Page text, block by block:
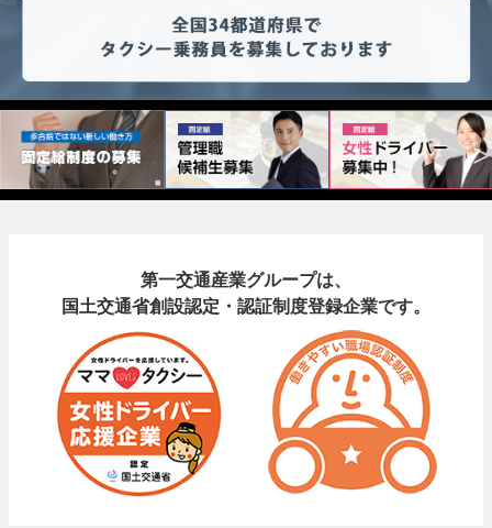
第一交通産業グループは、
国土交通省創設認定・認証制度登録企業です。